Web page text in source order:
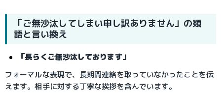
「ご無沙汰してしまい申し訳ありません」の類
語と言い換え
「長らくご無沙汰しております」
フォーマルな表現で、長期間連絡を取っていなかったことを伝
えます。相手に対する丁寧な挨拶を含んでいます。